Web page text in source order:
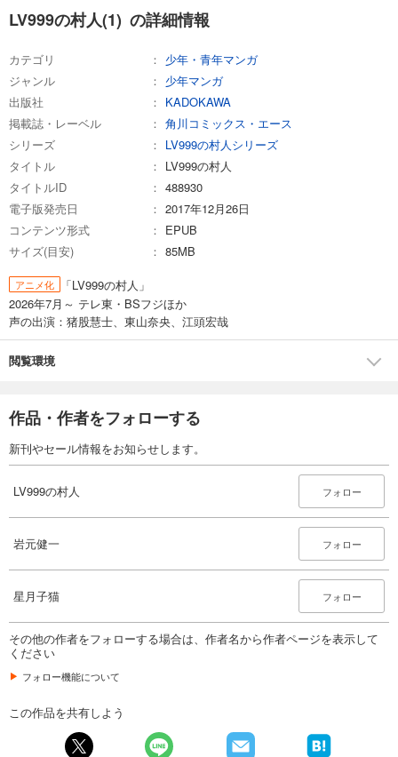
LV999の村人(1) の詳細情報
カテゴリ
少年・青年マンガ
ジャンル
少年マンガ
出版社
KADOKAWA
掲載誌・レーベル
角川コミックス・エース
シリーズ
LV999の村人シリーズ
タイトル
LV999の村人
タイトルID
488930
電子版発売日
2017年12月26日
コンテンツ形式
EPUB
サイズ(目安)
85MB
アニメ化
「LV999の村人」
2026年7月～ テレ東・BSフジほか
声の出演：猪股慧士、東山奈央、江頭宏哉
閲覧環境
作品・作者をフォローする
新刊やセール情報をお知らせします。
LV999の村人 フォロー
岩元健一 フォロー
星月子猫 フォロー
その他の作者をフォローする場合は、作者名から作者ページを表示して
ください
フォロー機能について
この作品を共有しよう